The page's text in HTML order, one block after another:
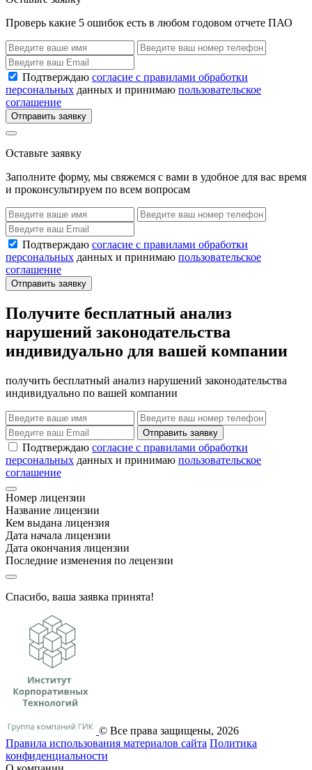
Проверь какие 5 ошибок есть в любом годовом отчете ПАО
Подтверждаю согласие с правилами обработки
персональных данных и принимаю пользовательское
соглашение
Отправить заявку
Оставьте заявку
Заполните форму, мы свяжемся с вами в удобное для вас время
и проконсультируем по всем вопросам
Подтверждаю согласие с правилами обработки
персональных данных и принимаю пользовательское
соглашение
Отправить заявку
Получите бесплатный анализ
нарушений законодательства
индивидуально для вашей компании
получить бесплатный анализ нарушений законодательства
индивидуально по вашей компании
Отправить заявку
Подтверждаю согласие с правилами обработки
персональных данных и принимаю пользовательское
соглашение
Номер лицензии
Название лицензии
Кем выдана лицензия
Дата начала лицензии
Дата окончания лицензии
Последние изменения по лецензии
Спасибо, ваша заявка принята!
© Все права защищены, 2026
Правила использования материалов сайта Политика
конфиденциальности